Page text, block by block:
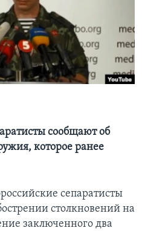
сообщают об
которое ранее
сепаратисты
столкновений на
заключенного два